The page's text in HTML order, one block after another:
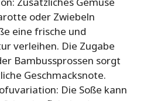
oder Zwiebeln
eine frische und
verleihen. Die Zugabe
Bambussprossen sorgt
Geschmacksnote.
Die Soße kann